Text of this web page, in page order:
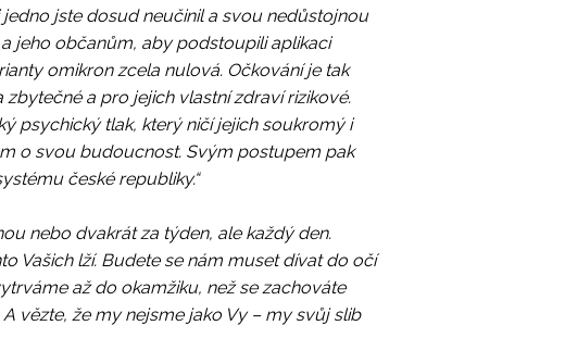
jste dosud neučinil a svou nedůstojnou
jeho občanům, aby podstoupili aplikaci
omikron zcela nulová. Očkování je tak
a pro jejich vlastní zdraví rizikové.
psychický tlak, který ničí jejich soukromý i
o svou budoucnost. Svým postupem pak
české republiky.“
nebo dvakrát za týden, ale každý den.
Vašich lží. Budete se nám muset dívat do očí
až do okamžiku, než se zachováte
vězte, že my nejsme jako Vy – my svůj slib